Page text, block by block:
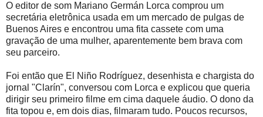
O editor de som Mariano Germán Lorca comprou um
secretária eletrônica usada em um mercado de pulgas de
Buenos Aires e encontrou uma fita cassete com uma
gravação de uma mulher, aparentemente bem brava com
seu parceiro.
Foi então que El Niño Rodríguez, desenhista e chargista do
jornal "Clarín", conversou com Lorca e explicou que queria
dirigir seu primeiro filme em cima daquele áudio. O dono da
fita topou e, em dois dias, filmaram tudo. Poucos recursos,